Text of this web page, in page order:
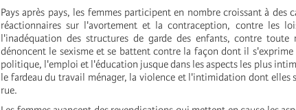
Pays après pays, les femmes participent en nombre croissant à des
réactionnaires sur l'avortement et la contraception, contre les
l'inadéquation des structures de garde des enfants, contre
dénoncent le sexisme et se battent contre la façon dont il
politique, l'emploi et l'éducation jusque dans les aspects les plus
le fardeau du travail ménager, la violence et l'intimidation dont elles
rue.